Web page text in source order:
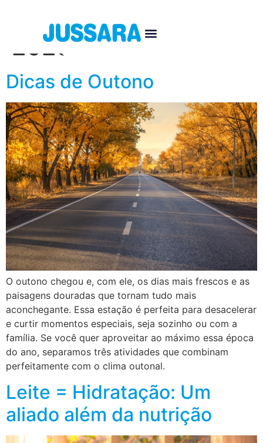
Dia:25 de março de
2025
Dicas de Outono
O outono chegou e, com ele, os dias mais frescos e as
paisagens douradas que tornam tudo mais
aconchegante. Essa estação é perfeita para desacelerar
e curtir momentos especiais, seja sozinho ou com a
família. Se você quer aproveitar ao máximo essa época
do ano, separamos três atividades que combinam
perfeitamente com o clima outonal.
Leite = Hidratação: Um
aliado além da nutrição